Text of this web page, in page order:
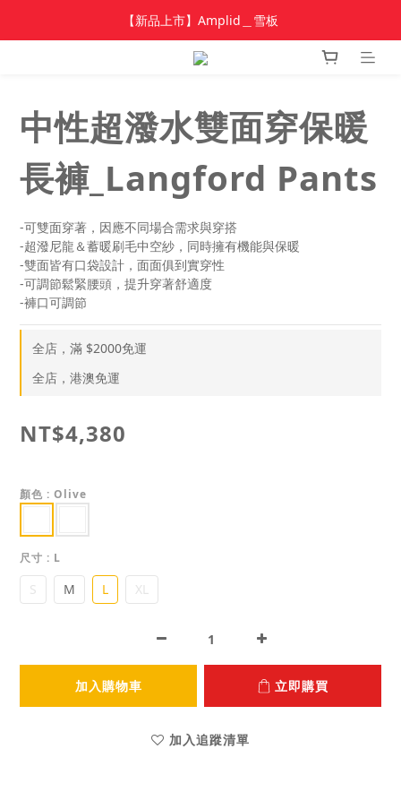
加入新會員 領$100 購物金，首單享免運🚛
【新品上市】Amplid＿雪板
【新品上市】雪季商品
中性超潑水雙面穿保暖
長褲_Langford Pants
-可雙面穿著，因應不同場合需求與穿搭
-超潑尼龍＆蓄暖刷毛中空紗，同時擁有機能與保暖
-雙面皆有口袋設計，面面俱到實穿性
-可調節鬆緊腰頭，提升穿著舒適度
-褲口可調節
全店，滿 $2000免運
全店，港澳免運
NT$4,380
顏色 : Olive
尺寸 : L
S M L XL
加入購物車 立即購買
加入追蹤清單